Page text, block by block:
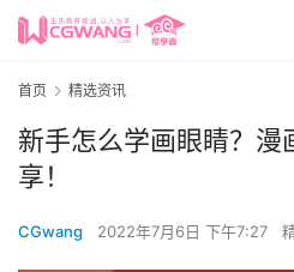
首页 精选资讯
新手怎么学画眼睛？漫
享！
CGwang 2022年7月6日 下午7:27